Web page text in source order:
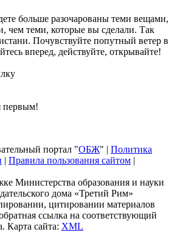
больше разочарованы теми вещами,
чем теми, которые вы сделали. Так
Почувствуйте попутный ветер в
вперед, действуйте, открывайте!
первым!
портал "ОБЖ" | Политика
| Правила пользования сайтом |
Министерства образования и науки
дома «Третий Рим»
цитировании материалов
ссылка на соответствующий
Карта сайта: XML